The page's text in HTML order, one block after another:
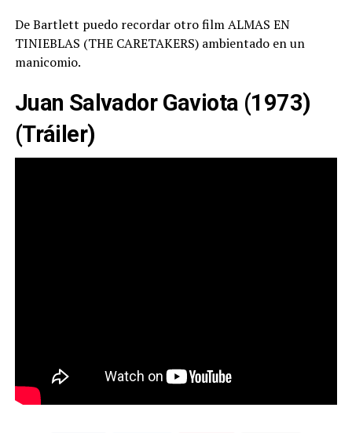
De Bartlett puedo recordar otro film ALMAS EN
TINIEBLAS (THE CARETAKERS) ambientado en un
manicomio.
Juan Salvador Gaviota (1973)
(Tráiler)